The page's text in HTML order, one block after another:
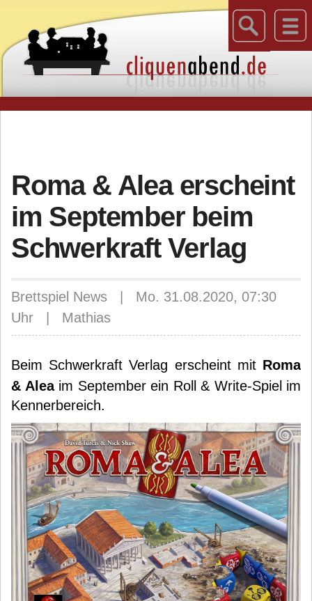
Roma & Alea erscheint
im September beim
Schwerkraft Verlag
Brettspiel News | Mo. 31.08.2020, 07:30
Uhr | Mathias
Beim Schwerkraft Verlag erscheint mit Roma
& Aleaim September ein Roll & Write-Spiel im
Kennerbereich.